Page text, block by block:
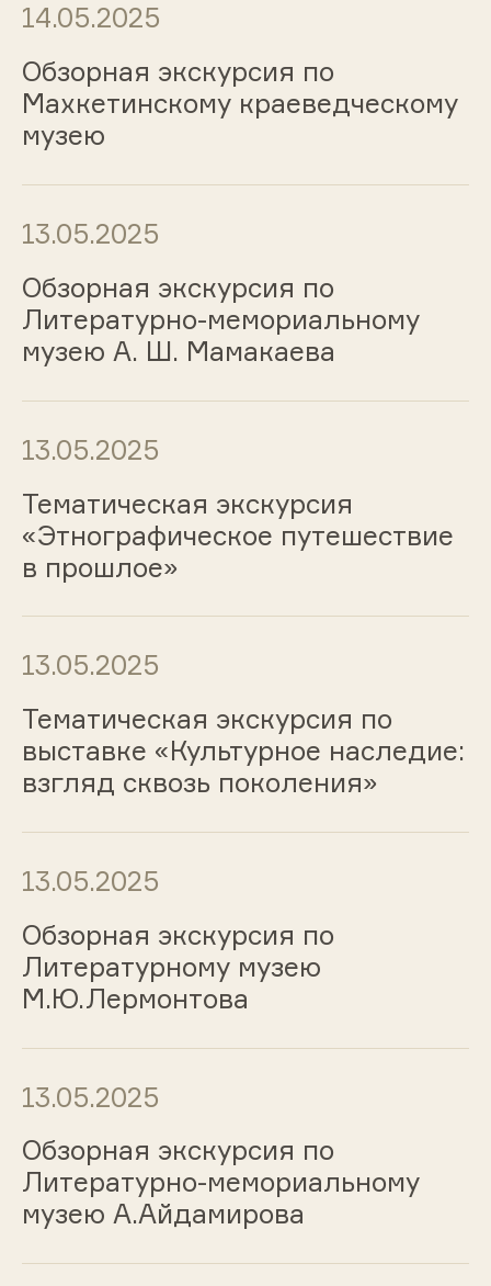
14.05.2025
Обзорная экскурсия по
Махкетинскому краеведческому
музею
13.05.2025
Обзорная экскурсия по
Литературно-мемориальному
музею А. Ш. Мамакаева
13.05.2025
Тематическая экскурсия
«Этнографическое путешествие
в прошлое»
13.05.2025
Тематическая экскурсия по
выставке «Культурное наследие:
взгляд сквозь поколения»
13.05.2025
Обзорная экскурсия по
Литературному музею
М.Ю.Лермонтова
13.05.2025
Обзорная экскурсия по
Литературно-мемориальному
музею А.Айдамирова